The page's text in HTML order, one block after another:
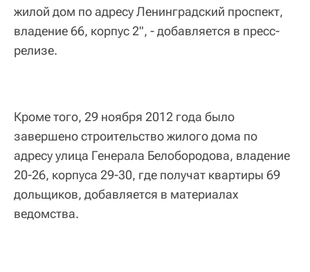
жилой дом по адресу Ленинградский проспект,
владение 66, корпус 2", - добавляется в пресс-
релизе.
Кроме того, 29 ноября 2012 года было
завершено строительство жилого дома по
адресу улица Генерала Белобородова, владение
20-26, корпуса 29-30, где получат квартиры 69
дольщиков, добавляется в материалах
ведомства.